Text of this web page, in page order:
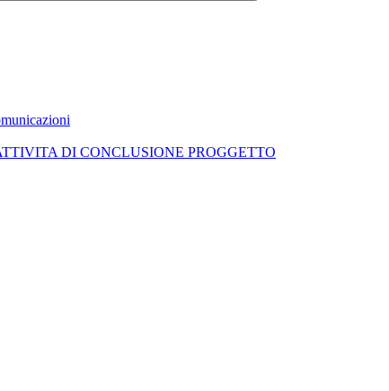
DI CONCLUSIONE PROGGETTO